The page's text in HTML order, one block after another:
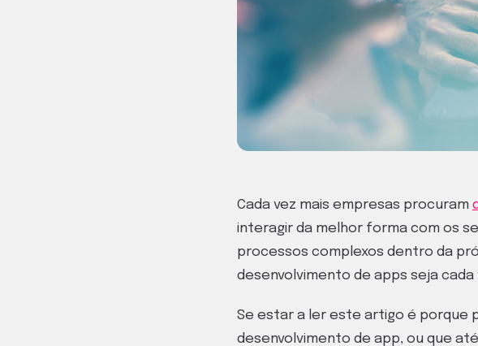
Cada vez mais empresas procuram
interagir da melhor forma com os
processos complexos dentro da
desenvolvimento de apps seja
Se estar a ler este artigo é porque
desenvolvimento de app, ou que